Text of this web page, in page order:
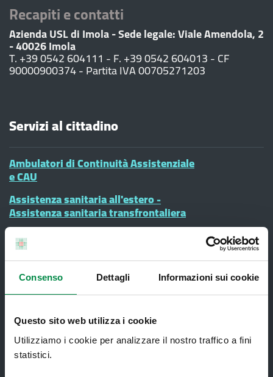
Consenso Dettagli Informazioni sui cookie
Questo sito web utilizza i cookie
Utilizziamo i cookie per analizzare il nostro traffico a fini
statistici.
Recapiti e contatti
Azienda USL di Imola - Sede legale: Viale Amendola, 2
- 40026 Imola
T. +39 0542 604111 - F. +39 0542 604013 - CF
90000900374 - Partita IVA 00705271203
Servizi al cittadino
Ambulatori di Continuità Assistenziale
e CAU
Assistenza sanitaria all'estero -
Assistenza sanitaria transfrontaliera
Consultorio Familiare
Direzione Assistenza Farmaceutica
Finanziamenti
Medici e Pediatri di Famiglia
Nucleo di Cure Primarie (NCP)